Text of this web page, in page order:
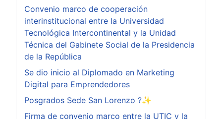
Convenio marco de cooperación
interinstitucional entre la Universidad
Tecnológica Intercontinental y la Unidad
Técnica del Gabinete Social de la Presidencia
de la República
Se dio inicio al Diplomado en Marketing
Digital para Emprendedores
Posgrados Sede San Lorenzo ?✨
Firma de convenio marco entre la UTIC y la